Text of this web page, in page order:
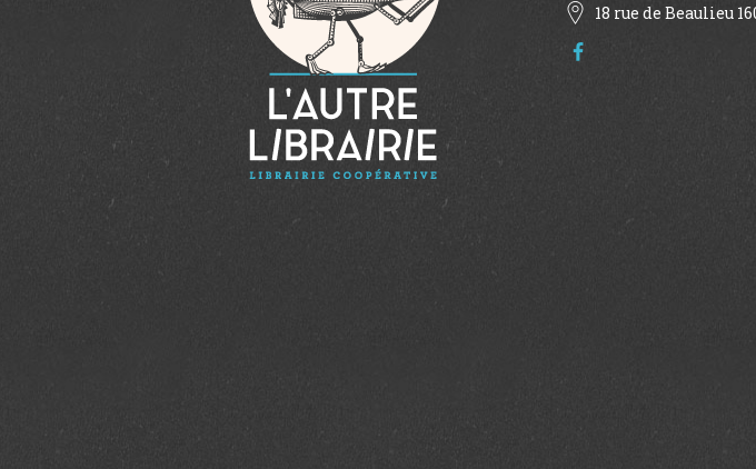
18 rue de Beaulieu